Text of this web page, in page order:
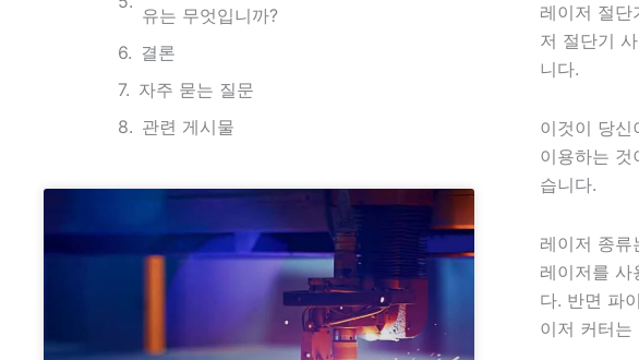
유는 무엇입니까?
결론
자주 묻는 질문
관련 게시물
레이저 절단
저 절단기
니다.
이것이 당신
이용하는
습니다.
레이저 종류
레이저를 사
다. 반면 파
이저 커터는